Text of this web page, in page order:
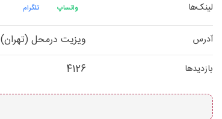
لینک‌ها تلگرام واتساپ
آدرس ویزیت در‌محل (تهران)
بازدیدها 4126